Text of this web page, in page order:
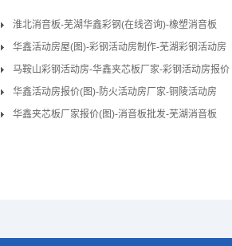
淮北消音板-芜湖华鑫彩钢(在线咨询)-橡塑消音板
华鑫活动房屋(图)-彩钢活动房制作-芜湖彩钢活动房
马鞍山彩钢活动房-华鑫夹芯板厂家-彩钢活动房报价
华鑫活动房报价(图)-防火活动房厂家-铜陵活动房
华鑫夹芯板厂家报价(图)-消音板批发-芜湖消音板